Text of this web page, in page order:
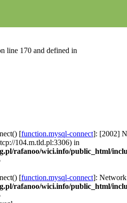
line 170 and defined in
[function.mysql-connect]: [2002]
104.m.tld.pl:3306) in
rafanoo/wici.info/public_html/
[function.mysql-connect]: Network
rafanoo/wici.info/public_html/